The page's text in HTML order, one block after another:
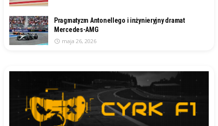
Pragmatyzm Antonellego i inżynieryjny dramat
Mercedes-AMG
maja 26, 2026